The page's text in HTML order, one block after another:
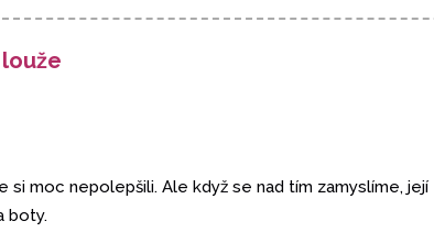
moc nepolepšili. Ale když se nad tím zamyslíme, její
boty.